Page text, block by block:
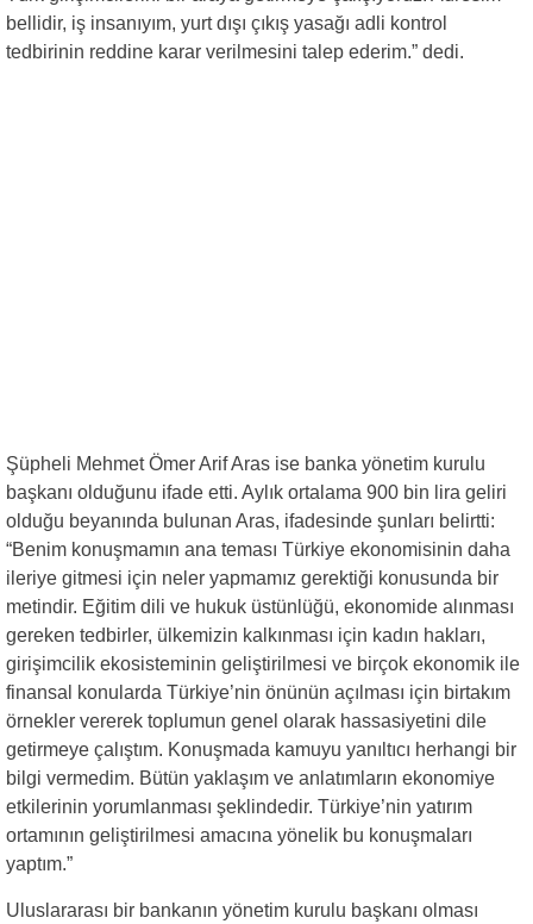
bellidir, iş insanıyım, yurt dışı çıkış yasağı adli kontrol
tedbirinin reddine karar verilmesini talep ederim.” dedi.
Şüpheli Mehmet Ömer Arif Aras ise banka yönetim kurulu
başkanı olduğunu ifade etti. Aylık ortalama 900 bin lira geliri
olduğu beyanında bulunan Aras, ifadesinde şunları belirtti:
“Benim konuşmamın ana teması Türkiye ekonomisinin daha
ileriye gitmesi için neler yapmamız gerektiği konusunda bir
metindir. Eğitim dili ve hukuk üstünlüğü, ekonomide alınması
gereken tedbirler, ülkemizin kalkınması için kadın hakları,
girişimcilik ekosisteminin geliştirilmesi ve birçok ekonomik ile
finansal konularda Türkiye’nin önünün açılması için birtakım
örnekler vererek toplumun genel olarak hassasiyetini dile
getirmeye çalıştım. Konuşmada kamuyu yanıltıcı herhangi bir
bilgi vermedim. Bütün yaklaşım ve anlatımların ekonomiye
etkilerinin yorumlanması şeklindedir. Türkiye’nin yatırım
ortamının geliştirilmesi amacına yönelik bu konuşmaları
yaptım.”
Uluslararası bir bankanın yönetim kurulu başkanı olması